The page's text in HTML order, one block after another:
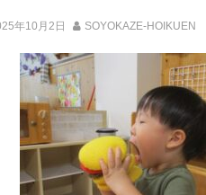
年10月2日 SOYOKAZE-HOIKUEN